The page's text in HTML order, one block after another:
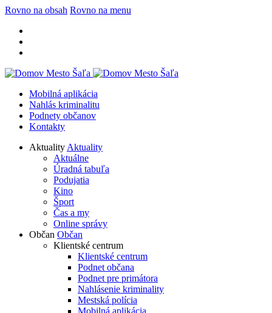
Rovno na obsah Rovno na menu
Mobilná aplikácia
Nahlás kriminalitu
Podnety občanov
Kontakty
Aktuality Aktuality
Aktuálne
Úradná tabuľa
Podujatia
Kino
Šport
Čas a my
Online správy
Občan Občan
Klientské centrum
Klientské centrum
Podnet občana
Podnet pre primátora
Nahlásenie kriminality
Mestská polícia
Mobilná aplikácia